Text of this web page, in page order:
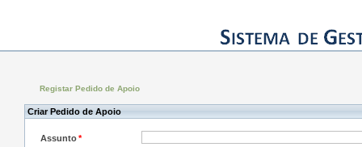
Registar Pedido de Apoio
Criar Pedido de Apoio
Assunto*